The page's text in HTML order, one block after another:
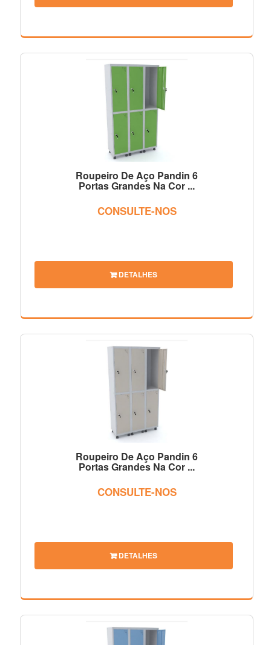
Roupeiro De Aço Pandin 6
Portas Grandes Na Cor ...
CONSULTE-NOS
DETALHES
Roupeiro De Aço Pandin 6
Portas Grandes Na Cor ...
CONSULTE-NOS
DETALHES